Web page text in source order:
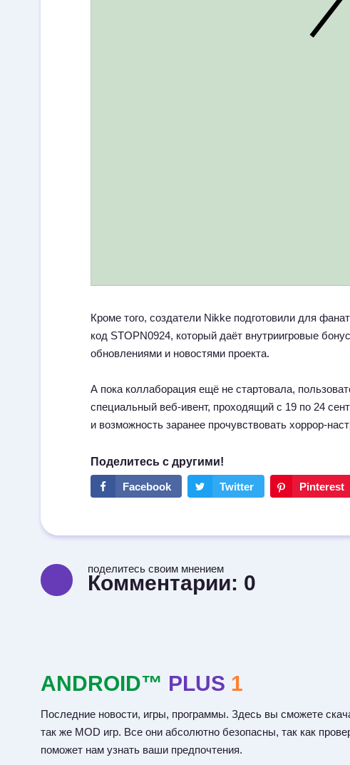
Кроме того, создатели Nikke подготовили для
код STOPN0924, который даёт внутриигровые
обновлениями и новостями проекта.
А пока коллаборация ещё не стартовала,
специальный веб-ивент, проходящий с 19 по 24
и возможность заранее прочувствовать хоррор-
поделитесь своим мнением
Комментарии: 0
ANDROID™ PLUS 1
Последние новости, игры, программы. Здесь вы сможете
так же MOD игр. Все они абсолютно безопасны, так как
поможет нам узнать ваши предпочтения.